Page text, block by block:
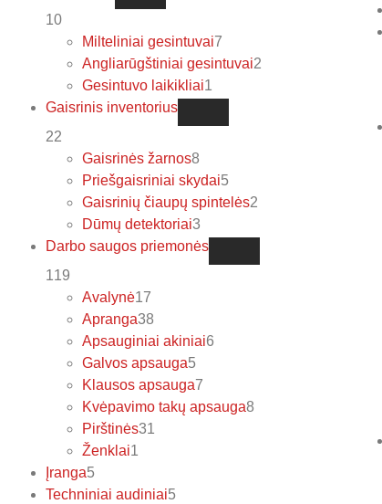
10
Milteliniai gesintuvai7
Angliarūgštiniai gesintuvai2
Gesintuvo laikikliai1
Gaisrinis inventorius
22
Gaisrinės žarnos8
Priešgaisriniai skydai5
Gaisrinių čiaupų spintelės2
Dūmų detektoriai3
Darbo saugos priemonės
119
Avalynė17
Apranga38
Apsauginiai akiniai6
Galvos apsauga5
Klausos apsauga7
Kvėpavimo takų apsauga8
Pirštinės31
Ženklai1
Įranga5
Techniniai audiniai5